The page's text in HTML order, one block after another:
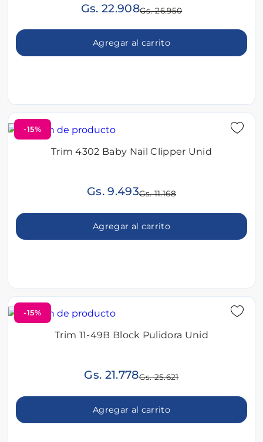
Gs. 22.908Gs. 26.950
Agregar al carrito
-15%
Trim 4302 Baby Nail Clipper Unid
Gs. 9.493Gs. 11.168
Agregar al carrito
-15%
Trim 11-49B Block Pulidora Unid
Gs. 21.778Gs. 25.621
Agregar al carrito